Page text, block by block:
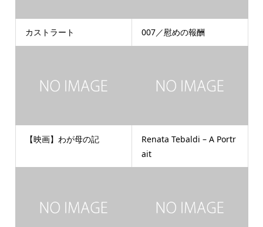
カストラート 007／慰めの報酬
【映画】わが母の記
Renata Tebaldi – A Portr
ait